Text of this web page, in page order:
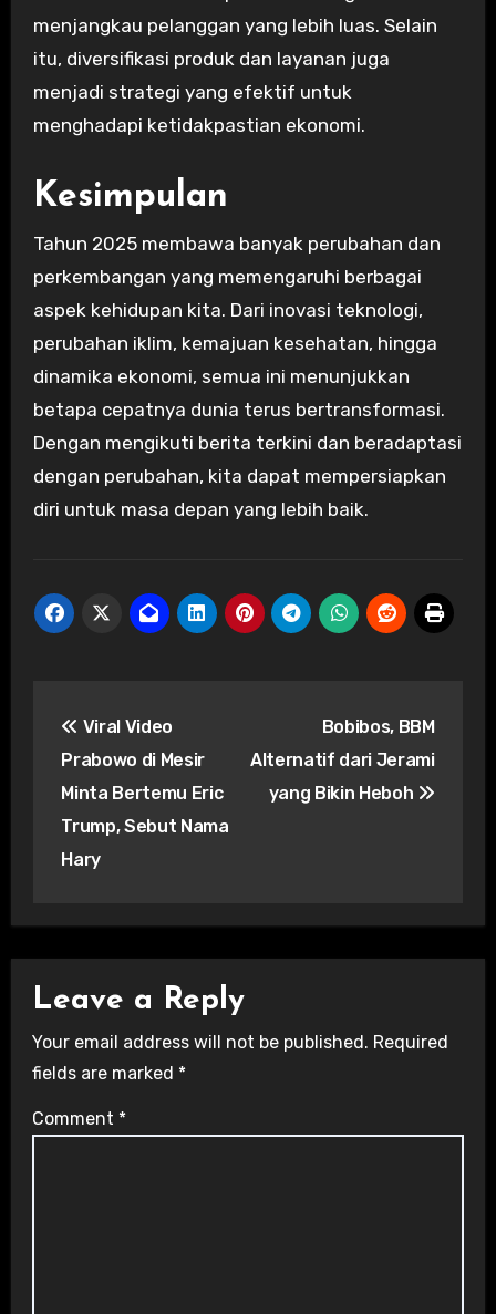
menjangkau pelanggan yang lebih luas. Selain
itu, diversifikasi produk dan layanan juga
menjadi strategi yang efektif untuk
menghadapi ketidakpastian ekonomi.
Kesimpulan
Tahun 2025 membawa banyak perubahan dan
perkembangan yang memengaruhi berbagai
aspek kehidupan kita. Dari inovasi teknologi,
perubahan iklim, kemajuan kesehatan, hingga
dinamika ekonomi, semua ini menunjukkan
betapa cepatnya dunia terus bertransformasi.
Dengan mengikuti berita terkini dan beradaptasi
dengan perubahan, kita dapat mempersiapkan
diri untuk masa depan yang lebih baik.
navigation
Viral Video
Prabowo di Mesir
Minta Bertemu Eric
Trump, Sebut Nama
Hary
Bobibos, BBM
Alternatif dari Jerami
yang Bikin Heboh
Leave a Reply
Your email address will not be published. Required
fields are marked *
Comment *